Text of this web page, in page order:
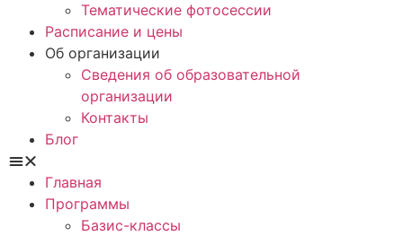
Тематические фотосессии
Расписание и цены
Об организации
Сведения об образовательной
организации
Контакты
Блог
Главная
Программы
Базис-классы